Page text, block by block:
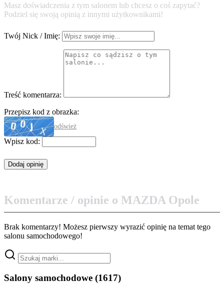
Masz doświadczenia z tym salonem lub chcesz o coś zapytać?
Podziel się swoją opinią z innymi użytkownikami!
Twój Nick / Imię:
Treść komentarza:
Przepisz kod z obrazka:
odśwież
Wpisz kod:
Komentarze / opinie o MAZDA Opole
Brak komentarzy! Możesz pierwszy wyrazić opinię na temat tego
salonu samochodowego!
Salony samochodowe (1617)